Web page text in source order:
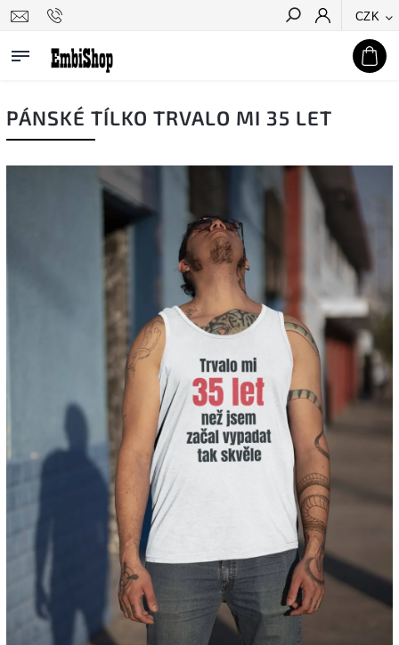
CZK
Hledat
PÁNSKÉ TÍLKO TRVALO MI 35 LET